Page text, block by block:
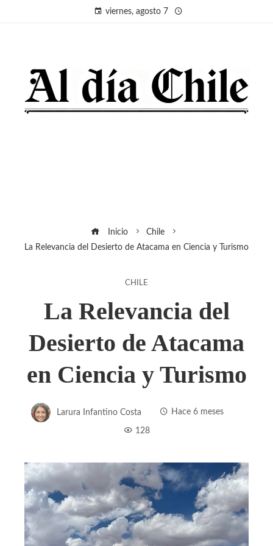
viernes, agosto 7
Inicio
Chile
La Relevancia del Desierto de Atacama en Ciencia y Turismo
CHILE
La Relevancia del
Desierto de Atacama
en Ciencia y Turismo
Larura Infantino Costa Hace 6 meses
128